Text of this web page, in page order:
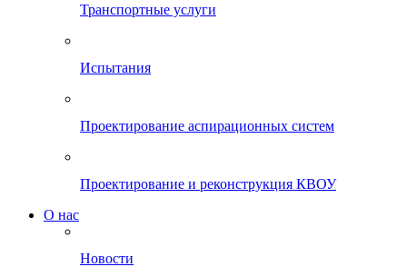
Транспортные услуги
Испытания
Проектирование аспирационных систем
Проектирование и реконструкция КВОУ
О нас
Новости